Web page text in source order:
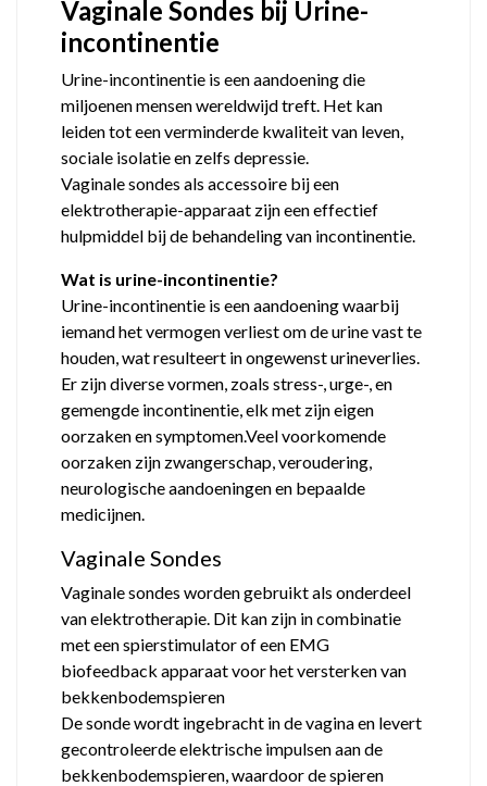
Vaginale Sondes bij Urine-
incontinentie
Urine-incontinentie is een aandoening die
miljoenen mensen wereldwijd treft. Het kan
leiden tot een verminderde kwaliteit van leven,
sociale isolatie en zelfs depressie.
Vaginale sondes als accessoire bij een
elektrotherapie-apparaat zijn een effectief
hulpmiddel bij de behandeling van incontinentie.
Wat is urine-incontinentie?
Urine-incontinentie is een aandoening waarbij
iemand het vermogen verliest om de urine vast te
houden, wat resulteert in ongewenst urineverlies.
Er zijn diverse vormen, zoals stress-, urge-, en
gemengde incontinentie, elk met zijn eigen
oorzaken en symptomen.Veel voorkomende
oorzaken zijn zwangerschap, veroudering,
neurologische aandoeningen en bepaalde
medicijnen.
Vaginale Sondes
Vaginale sondes worden gebruikt als onderdeel
van elektrotherapie. Dit kan zijn in combinatie
met een spierstimulator of een EMG
biofeedback apparaat voor het versterken van
bekkenbodemspieren
De sonde wordt ingebracht in de vagina en levert
gecontroleerde elektrische impulsen aan de
bekkenbodemspieren, waardoor de spieren